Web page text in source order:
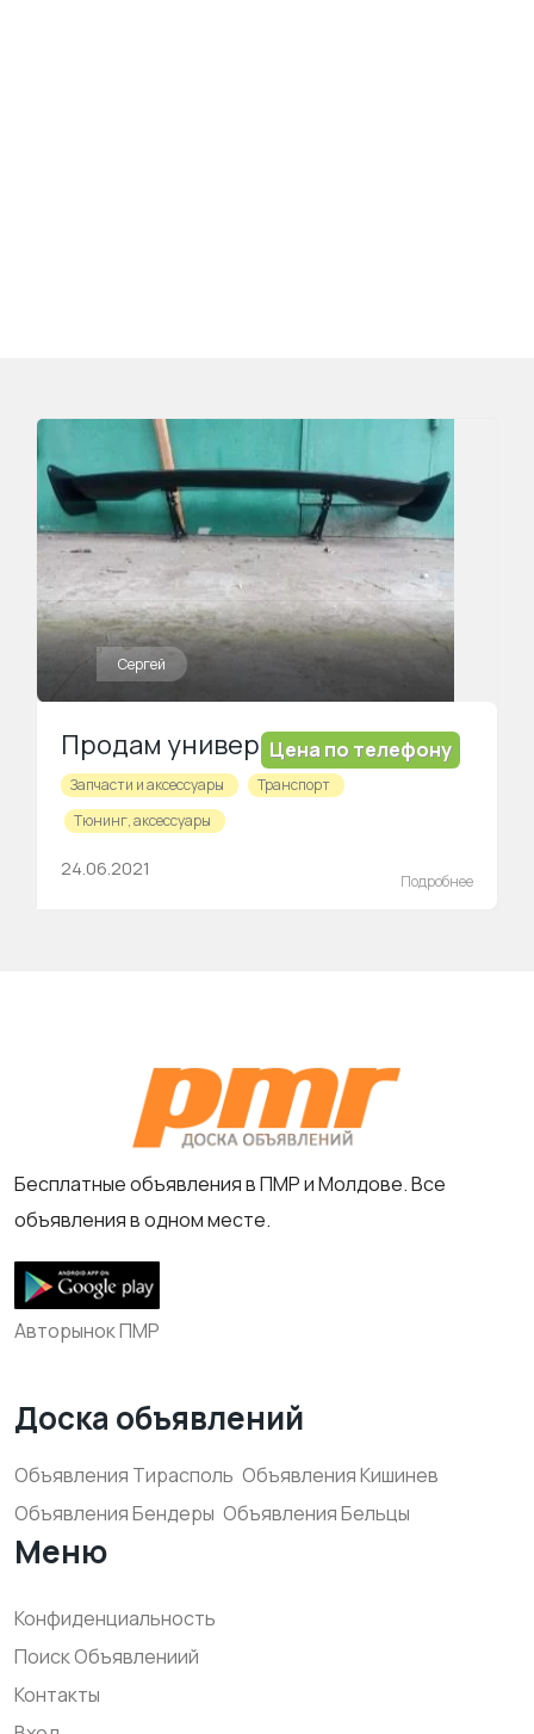
Сергей
Цена по телефону
Продам универсальный спойлер на машину
Запчасти и аксессуары
Транспорт
Тюнинг, аксессуары
24.06.2021
Подробнее
Бесплатные объявления в ПМР и Молдове. Все
объявления в одном месте.
Авторынок ПМР
Доска объявлений
Объявления Тирасполь Объявления Кишинев
Объявления Бендеры Объявления Бельцы
Меню
Конфиденциальность
Поиск Объявлениий
Контакты